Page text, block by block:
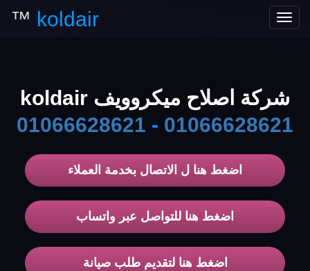
Toggle
koldair
™
شركة اصلاح ميكروويف koldair
01066628621 - 01066628621
اضغط هنا ل الاتصال بخدمة العملاء
اضغط هنا للتواصل عبر واتساب
اضغط هنا لتقديم طلب صيانة